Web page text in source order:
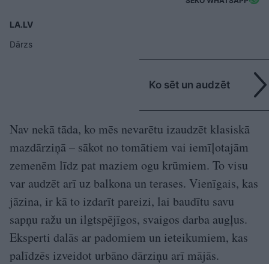
LA.LV
Dārzs
Ko sēt un audzēt
Nav nekā tāda, ko mēs nevarētu izaudzēt klasiskā
mazdārziņā – sākot no tomātiem vai iemīļotajām
zemenēm līdz pat maziem ogu krūmiem. To visu
var audzēt arī uz balkona un terases. Vienīgais, kas
jāzina, ir kā to izdarīt pareizi, lai baudītu savu
sapņu ražu un ilgtspējīgos, svaigos darba augļus.
Eksperti dalās ar padomiem un ieteikumiem, kas
palīdzēs izveidot urbāno dārziņu arī mājās.